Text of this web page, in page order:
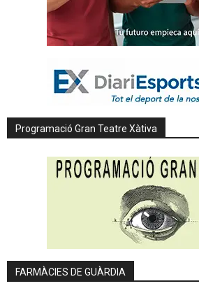
Programació Gran Teatre Xàtiva
FARMÀCIES DE GUÀRDIA